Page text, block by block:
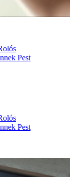
Pest
Pest